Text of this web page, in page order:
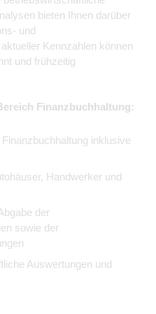
bieten Ihnen darüber
und
Kennzahlen können
und frühzeitig
Finanzbuchhaltung:
inklusive
Handwerker und
der
sowie der
Auswertungen und